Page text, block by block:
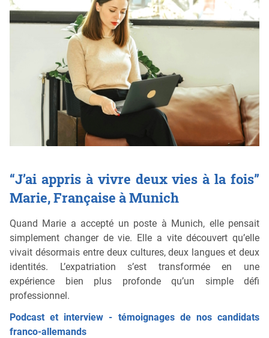
“J’ai appris à vivre deux vies à la fois”
Marie, Française à Munich
Quand Marie a accepté un poste à Munich, elle pensait
simplement changer de vie. Elle a vite découvert qu’elle
vivait désormais entre deux cultures, deux langues et deux
identités. L’expatriation s’est transformée en une
expérience bien plus profonde qu’un simple défi
professionnel.
Podcast et interview - témoignages de nos candidats
franco-allemands